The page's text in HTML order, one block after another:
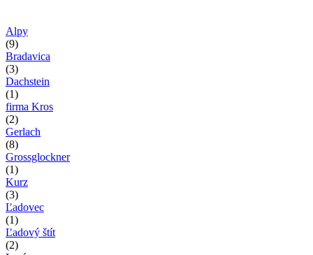
Alpy
(9)
Bradavica
(3)
Dachstein
(1)
firma Kros
(2)
Gerlach
(8)
Grossglockner
(1)
Kurz
(3)
Ľadovec
(1)
Ľadový štít
(2)